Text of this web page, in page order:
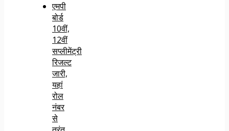
एमपी
बोर्ड
10वीं,
12वीं
सप्लीमेंट्री
रिजल्ट
जारी,
यहां
रोल
नंबर
से